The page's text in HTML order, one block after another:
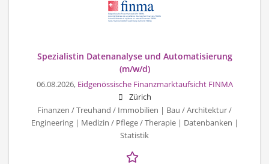
Spezialistin Datenanalyse und Automatisierung
(m/w/d)
06.08.2026, Eidgenössische Finanzmarktaufsicht FINMA
Zürich
Finanzen / Treuhand / Immobilien | Bau / Architektur /
Engineering | Medizin / Pflege / Therapie | Datenbanken |
Statistik